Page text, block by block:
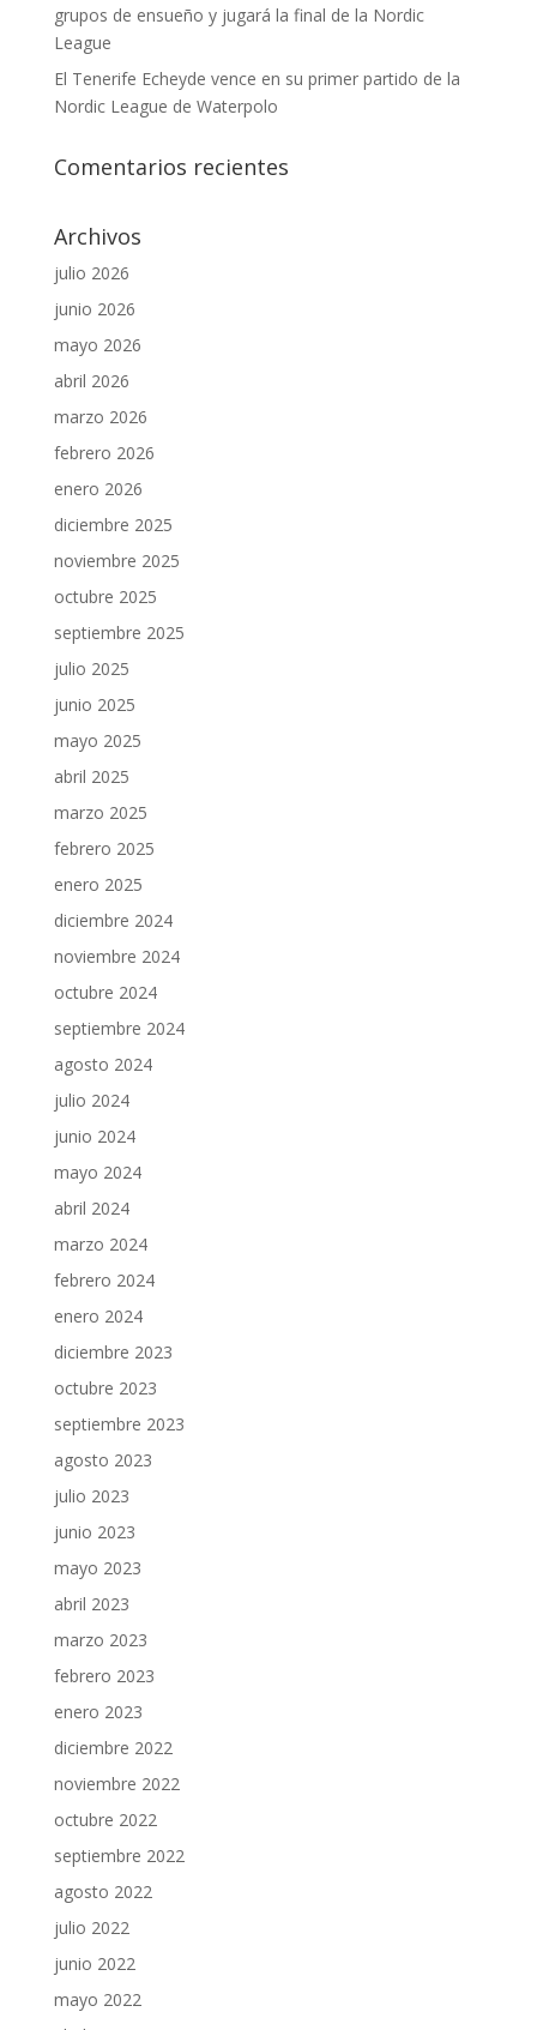
grupos de ensueño y jugará la final de la Nordic
League
El Tenerife Echeyde vence en su primer partido de la
Nordic League de Waterpolo
Comentarios recientes
Archivos
julio 2026
junio 2026
mayo 2026
abril 2026
marzo 2026
febrero 2026
enero 2026
diciembre 2025
noviembre 2025
octubre 2025
septiembre 2025
julio 2025
junio 2025
mayo 2025
abril 2025
marzo 2025
febrero 2025
enero 2025
diciembre 2024
noviembre 2024
octubre 2024
septiembre 2024
agosto 2024
julio 2024
junio 2024
mayo 2024
abril 2024
marzo 2024
febrero 2024
enero 2024
diciembre 2023
octubre 2023
septiembre 2023
agosto 2023
julio 2023
junio 2023
mayo 2023
abril 2023
marzo 2023
febrero 2023
enero 2023
diciembre 2022
noviembre 2022
octubre 2022
septiembre 2022
agosto 2022
julio 2022
junio 2022
mayo 2022